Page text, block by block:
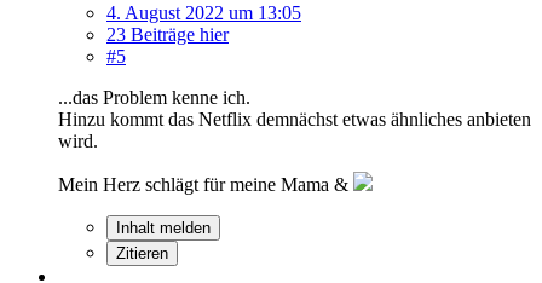
4. August 2022 um 13:05
23 Beiträge hier
#5
...das Problem kenne ich.
Hinzu kommt das Netflix demnächst etwas ähnliches anbieten
wird.
Mein Herz schlägt für meine Mama &
Inhalt melden
Zitieren